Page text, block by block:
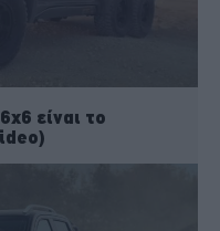
είναι το